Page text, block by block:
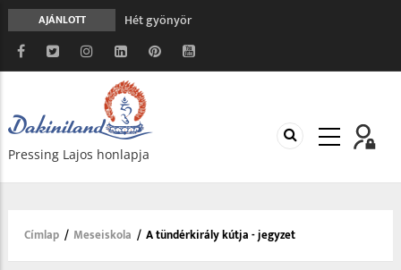
AJÁNLOTT
Hét gyönyör
A gondolatok átalakításának nyolc versszaka
Meghalni teljesen biztonságos
Minden más, mint aminek látszik
Vég nélküli leborulás
Pressing Lajos honlapja
Morzsa
Címlap / Meseiskola / A tündérkirály kútja - jegyzet